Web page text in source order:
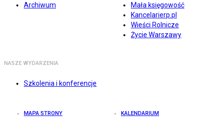
Archiwum
Mała księgowość
Kancelarierp.pl
Wieści Rolnicze
Życie Warszawy
NASZE WYDARZENIA
Szkolenia i konferencje
MAPA STRONY KALENDARIUM